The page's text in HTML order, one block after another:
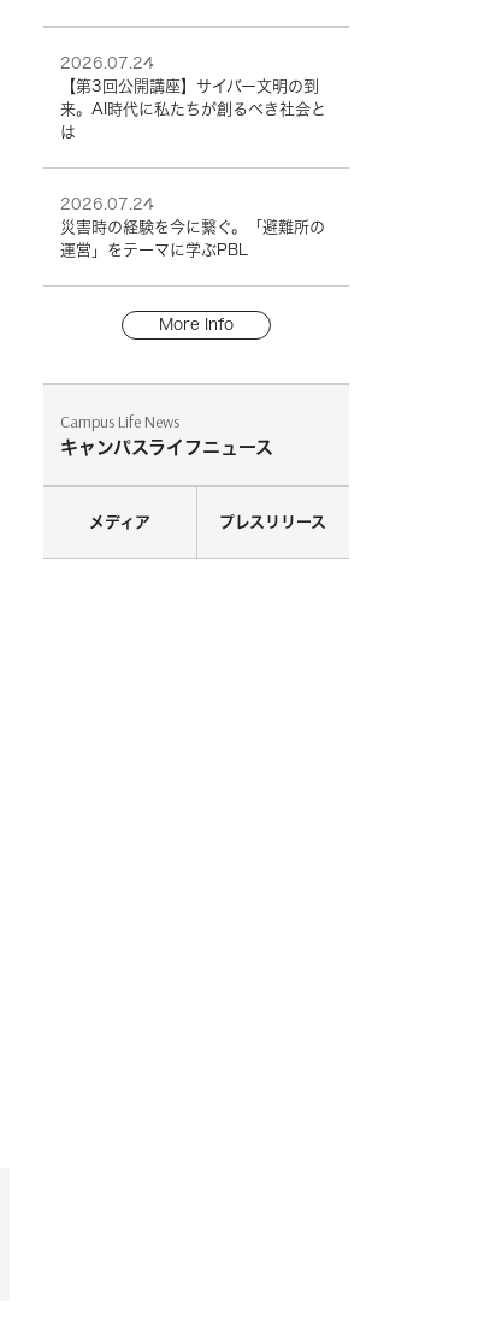
2026.07.24
【第3回公開講座】サイバー文明の到
来。AI時代に私たちが創るべき社会と
は
2026.07.24
災害時の経験を今に繋ぐ。「避難所の
運営」をテーマに学ぶPBL
More Info
Campus Life News
キャンパスライフニュース
メディア プレスリリース